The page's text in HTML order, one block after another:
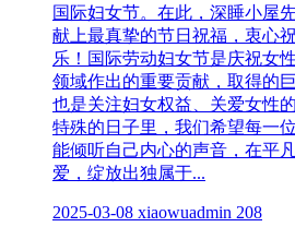
国际妇女节。在此，深睡小屋
献上最真挚的节日祝福，衷心
乐！国际劳动妇女节是庆祝女
领域作出的重要贡献，取得的
也是关注妇女权益、关爱女性
特殊的日子里，我们希望每一
能倾听自己内心的声音，在平
爱，绽放出独属于...
2025-03-08 xiaowuadmin 208